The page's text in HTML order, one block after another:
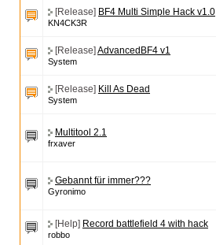
[Release] BF4 Multi Simple Hack v1.0
KN4CK3R
[Release] AdvancedBF4 v1
System
[Release] Kill As Dead
System
Multitool 2.1
frxaver
Gebannt für immer???
Gyronimo
[Help] Record battlefield 4 with hack
robbo